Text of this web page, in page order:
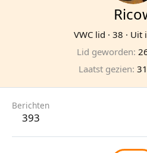
VWC lid · 38 · Uit
Lid geworden
Laatst gezien
Berichten
393